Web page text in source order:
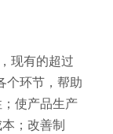
现有的超过
个环节，帮助
使产品生产
；改善制